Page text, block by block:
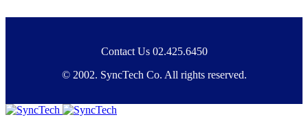
Contact Us 02.425.6450
© 2002. SyncTech Co. All rights reserved.